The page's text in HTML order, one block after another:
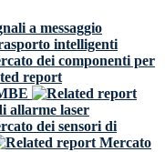
a messaggio
intelligenti
dei componenti per
allarme laser
dei sensori di
Mercato